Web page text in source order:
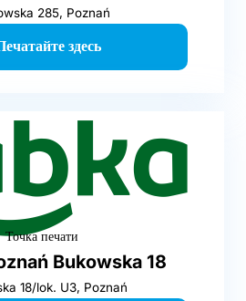
285, Poznań
здесь
Точка печати
Bukowska 18
18/lok. U3, Poznań